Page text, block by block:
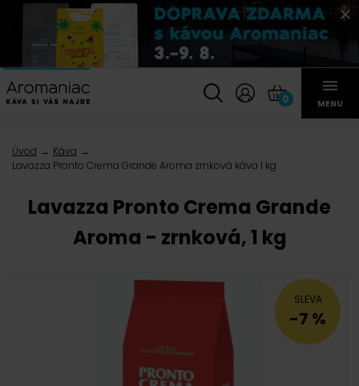
0 MENU
Úvod
Káva
Lavazza Pronto Crema Grande Aroma zrnková káva 1 kg
Lavazza Pronto Crema Grande
Aroma - zrnková, 1 kg
SLEVA
-7 %